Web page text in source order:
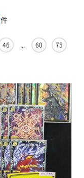
件
46 ... 60
75